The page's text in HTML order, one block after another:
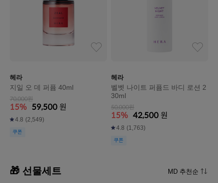
헤라
지일 오 데 퍼퓸 40ml
70,000원
15% 59,500 원
4.8 (2,549)
쿠폰
헤라
벨벳 나이트 퍼퓸드 바디 로션 2
30ml
50,000원
15% 42,500 원
4.8 (1,763)
쿠폰
🎁 선물세트 MD 추천순